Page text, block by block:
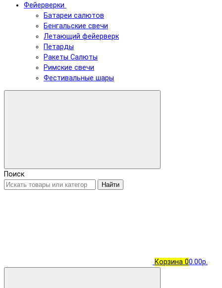
Фейерверки
Батареи салютов
Бенгальские свечи
Летающий фейерверк
Петарды
Ракеты Салюты
Римские свечи
Фестивальные шары
Поиск
Найти
Корзина 00.00р.